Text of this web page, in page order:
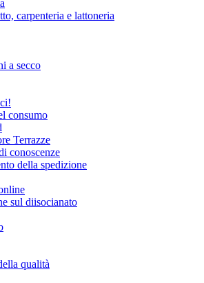
carpenteria e lattoneria
a secco
consumo
Terrazze
conoscenze
della spedizione
sul diisocianato
qualità